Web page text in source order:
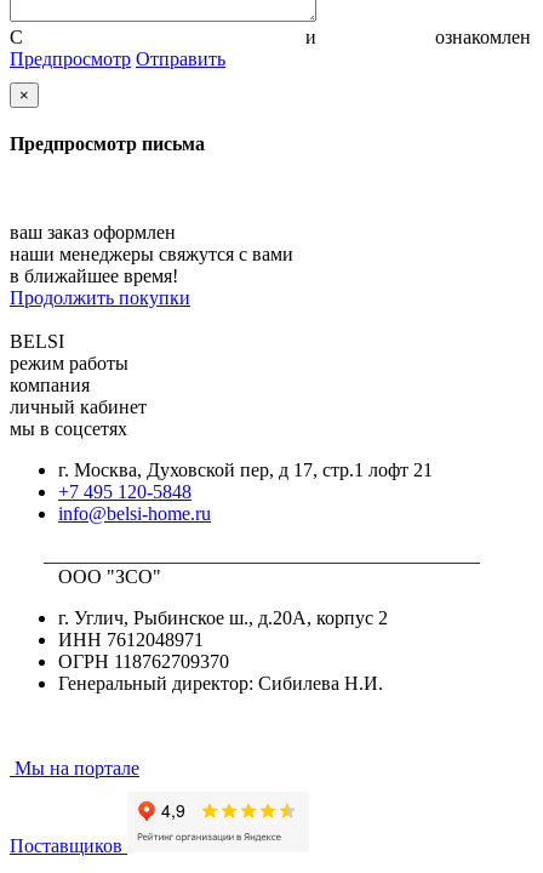
С и
ознакомлен
Предпросмотр Отправить
×
Предпросмотр письма
ваш заказ оформлен
наши менеджеры свяжутся с вами
в ближайшее время!
Продолжить покупки
BELSI
режим работы
компания
личный кабинет
мы в соцсетях
г. Москва, Духовской пер, д 17, стр.1 лофт 21
+7 495 120-5848
info@belsi-home.ru
ООО "ЗСО"
г. Углич, Рыбинское ш., д.20А, корпус 2
ИНН 7612048971
ОГРН 118762709370
Генеральный директор: Сибилева Н.И.
Мы на портале
Поставщиков